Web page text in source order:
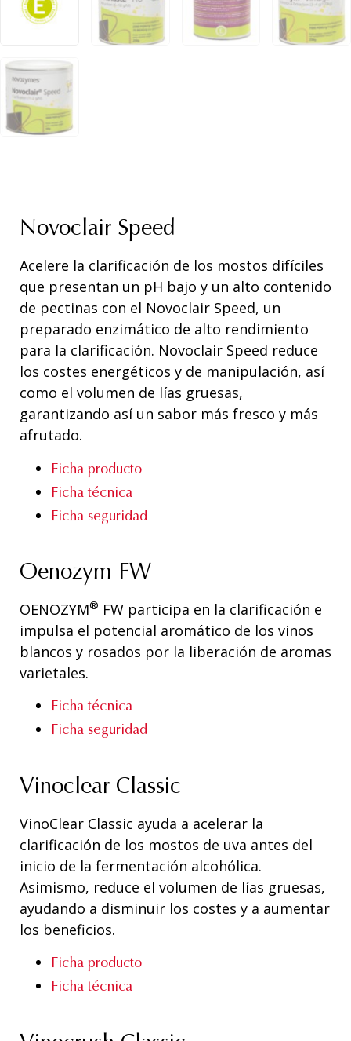
Novoclair Speed
Acelere la clarificación de los mostos difíciles
que presentan un pH bajo y un alto contenido
de pectinas con el Novoclair Speed, un
preparado enzimático de alto rendimiento
para la clarificación. Novoclair Speed reduce
los costes energéticos y de manipulación, así
como el volumen de lías gruesas,
garantizando así un sabor más fresco y más
afrutado.
Ficha producto
Ficha técnica
Ficha seguridad
Oenozym FW
OENOZYM® FW participa en la clarificación e
impulsa el potencial aromático de los vinos
blancos y rosados por la liberación de aromas
varietales.
Ficha técnica
Ficha seguridad
Vinoclear Classic
VinoClear Classic ayuda a acelerar la
clarificación de los mostos de uva antes del
inicio de la fermentación alcohólica.
Asimismo, reduce el volumen de lías gruesas,
ayudando a disminuir los costes y a aumentar
los beneficios.
Ficha producto
Ficha técnica